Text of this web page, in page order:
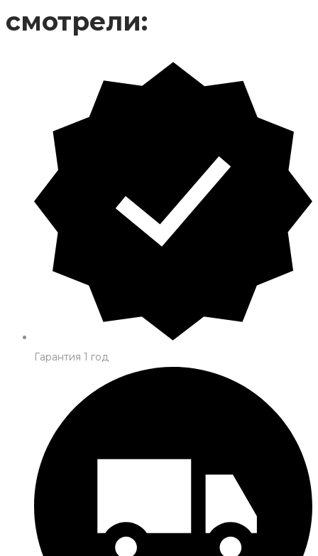
смотрели:
Гарантия 1 год